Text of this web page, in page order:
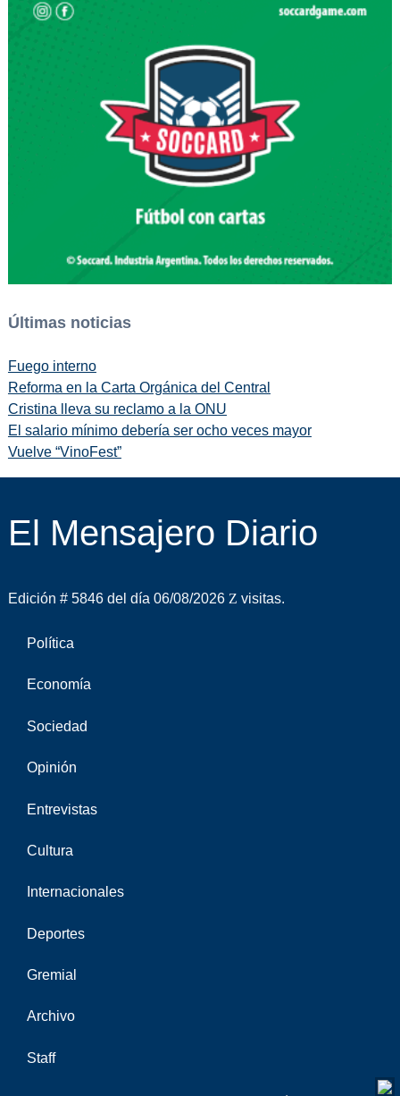
Últimas noticias
Fuego interno
Reforma en la Carta Orgánica del Central
Cristina lleva su reclamo a la ONU
El salario mínimo debería ser ocho veces mayor
Vuelve “VinoFest”
El Mensajero Diario
Edición # 5846 del día 06/08/2026 visitas.
Política
Economía
Sociedad
Opinión
Entrevistas
Cultura
Internacionales
Deportes
Gremial
Archivo
Staff